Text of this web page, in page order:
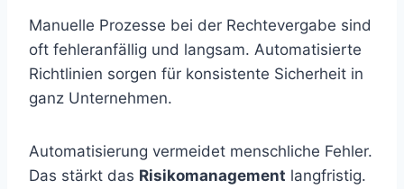
Manuelle Prozesse bei der Rechtevergabe sind
oft fehleranfällig und langsam. Automatisierte
Richtlinien sorgen für konsistente Sicherheit in
ganz Unternehmen.
Automatisierung vermeidet menschliche Fehler.
Das stärkt das Risikomanagement langfristig.